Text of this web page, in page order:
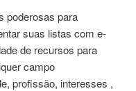
poderosas para
suas listas com e-
de recursos para
campo
profissão, interesses ,